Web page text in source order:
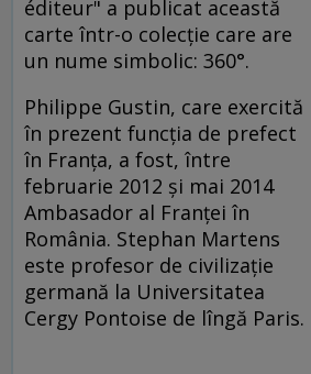
éditeur" a publicat această
carte într-o colecţie care are
un nume simbolic: 360°.
Philippe Gustin, care exercită
în prezent funcţia de prefect
în Franţa, a fost, între
februarie 2012 şi mai 2014
Ambasador al Franţei în
România. Stephan Martens
este profesor de civilizaţie
germană la Universitatea
Cergy Pontoise de lîngă Paris.